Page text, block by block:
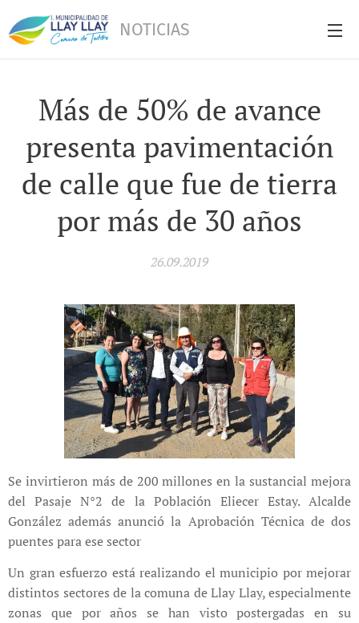
NOTICIAS
Más de 50% de avance
presenta pavimentación
de calle que fue de tierra
por más de 30 años
26.09.2019
Se invirtieron más de 200 millones en la sustancial mejora
del Pasaje N°2 de la Población Eliecer Estay. Alcalde
González además anunció la Aprobación Técnica de dos
puentes para ese sector
Un gran esfuerzo está realizando el municipio por mejorar
distintos sectores de la comuna de Llay Llay, especialmente
zonas que por años se han visto postergadas en su